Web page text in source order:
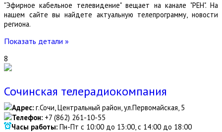
"Эфирное кабельное телевидение" вещает на канале "РЕН". На
нашем сайте вы найдете актуальную телепрограмму, новости
региона.
Показать детали »
8
Сочинская телерадиокомпания
Адрес: г.Сочи, Центральный район, ул.Первомайская, 5
Телефон: +7 (862) 261-10-55
Часы работы: Пн-Пт с 10:00 до 13:00, с 14:00 до 18:00